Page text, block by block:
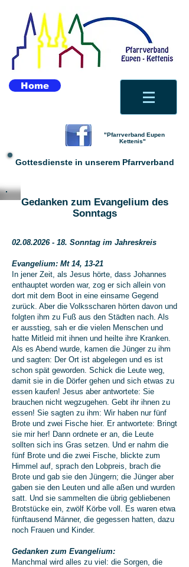
Home
"Pfarrverband Eupen
Kettenis"
Gottesdienste in unserem Pfarrverband
Gedanken zum Evangelium des
Sonntags
02.08.2026 - 18. Sonntag im Jahreskreis
Evangelium: Mt 14, 13-21
In jener Zeit, als Jesus hörte, dass Johannes
enthauptet worden war, zog er sich allein von
dort mit dem Boot in eine einsame Gegend
zurück. Aber die Volksscharen hörten davon und
folgten ihm zu Fuß aus den Städten nach. Als
er ausstieg, sah er die vielen Menschen und
hatte Mitleid mit ihnen und heilte ihre Kranken.
Als es Abend wurde, kamen die Jünger zu ihm
und sagten: Der Ort ist abgelegen und es ist
schon spät geworden. Schick die Leute weg,
damit sie in die Dörfer gehen und sich etwas zu
essen kaufen! Jesus aber antwortete: Sie
brauchen nicht wegzugehen. Gebt ihr ihnen zu
essen! Sie sagten zu ihm: Wir haben nur fünf
Brote und zwei Fische hier. Er antwortete: Bringt
sie mir her! Dann ordnete er an, die Leute
sollten sich ins Gras setzen. Und er nahm die
fünf Brote und die zwei Fische, blickte zum
Himmel auf, sprach den Lobpreis, brach die
Brote und gab sie den Jüngern; die Jünger aber
gaben sie den Leuten und alle aßen und wurden
satt. Und sie sammelten die übrig gebliebenen
Brotstücke ein, zwölf Körbe voll. Es waren etwa
fünftausend Männer, die gegessen hatten, dazu
noch Frauen und Kinder.
Gedanken zum Evangelium:
Manchmal wird alles zu viel: die Sorgen, die